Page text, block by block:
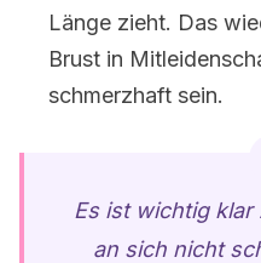
Länge zieht. Das
Brust in
schmerzhaft sein.
Es ist wichtig
an sich nicht